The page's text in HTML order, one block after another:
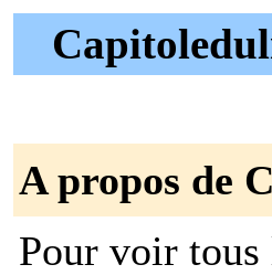
A propos de
Pour voir tous